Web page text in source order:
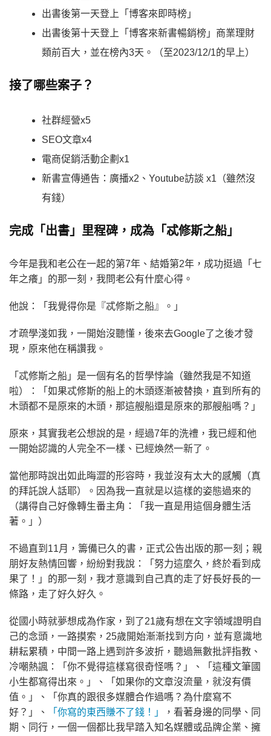
出書後第一天登上「博客來即時榜」
出書後第十天登上「博客來新書暢銷榜」商業理財
類前百大，並在榜內3天。（至2023/12/1的早上）
接了哪些案子？
社群經營x5
SEO文章x4
電商促銷活動企劃x1
新書宣傳通告：廣播x2、Youtube訪談 x1（雖然沒
有錢）
完成「出書」里程碑，成為「忒修斯之船」
今年是我和老公在一起的第7年、結婚第2年，成功挺過「七
年之癢」的那一刻，我問老公有什麼心得。
他說：「我覺得你是『忒修斯之船』。」
才疏學淺如我，一開始沒聽懂，後來去Google了之後才發
現，原來他在稱讚我。
「忒修斯之船」是一個有名的哲學悖論（雖然我是不知道
啦）：「如果忒修斯的船上的木頭逐漸被替換，直到所有的
木頭都不是原來的木頭，那這艘船還是原來的那艘船嗎？」
原來，其實我老公想說的是，經過7年的洗禮，我已經和他
一開始認識的人完全不一樣、已經煥然一新了。
當他那時說出如此晦澀的形容時，我並沒有太大的感觸（真
的拜託說人話耶）。因為我一直就是以這樣的姿態過來的
（講得自己好像轉生番主角：「我一直是用這個身體生活
著。」）
不過直到11月，籌備已久的書，正式公告出版的那一刻；親
朋好友熱情回響，紛紛對我說：「努力這麼久，終於看到成
果了！」的那一刻，我才意識到自己真的走了好長好長的一
條路，走了好久好久。
從國小時就夢想成為作家，到了21歲有想在文字領域證明自
己的念頭，一路摸索，25歲開始漸漸找到方向，並有意識地
耕耘累積，中間一路上遇到許多波折，聽過無數批評指教、
冷嘲熱諷：「你不覺得這樣寫很奇怪嗎？」、「這種文筆國
小生都寫得出來。」、「如果你的文章沒流量，就沒有價
值。」、「你真的跟很多媒體合作過嗎？為什麼寫不
好？」、
「你寫的東西賺不了錢！」
，看著身邊的同學、同
期、同行，一個一個都比我早踏入知名媒體或品牌企業、擁